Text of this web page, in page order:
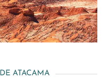
ATACAMA